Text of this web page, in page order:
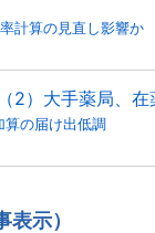
計算の見直し影響か
2）大手薬局、
算の届け出低調
示）